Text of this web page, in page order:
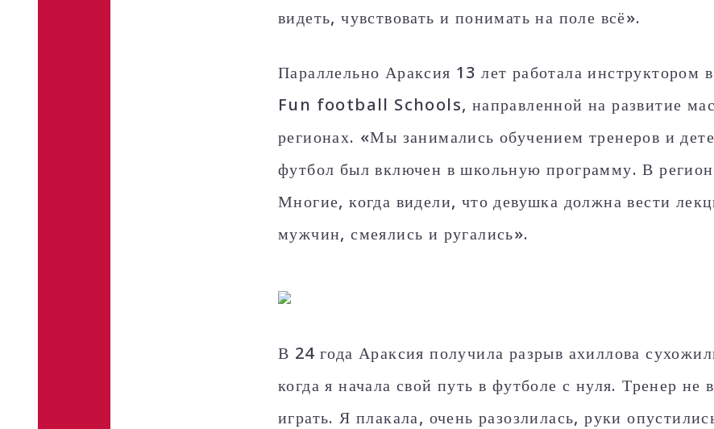
видеть, чувствовать и понимать на поле всё».
Параллельно Араксия 13 лет работала
Fun football Schools, направленной на развитие
регионах. «Мы занимались обучением тренеров и
футбол был включен в школьную программу. В
Многие, когда видели, что девушка должна вести
мужчин, смеялись и ругались».
В 24 года Араксия получила разрыв ахиллова
когда я начала свой путь в футболе с нуля. Тренер не
играть. Я плакала, очень разозлилась, руки